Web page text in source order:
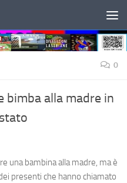
0
bimba alla madre in
una bambina alla madre, ma è
presenti che hanno chiamato